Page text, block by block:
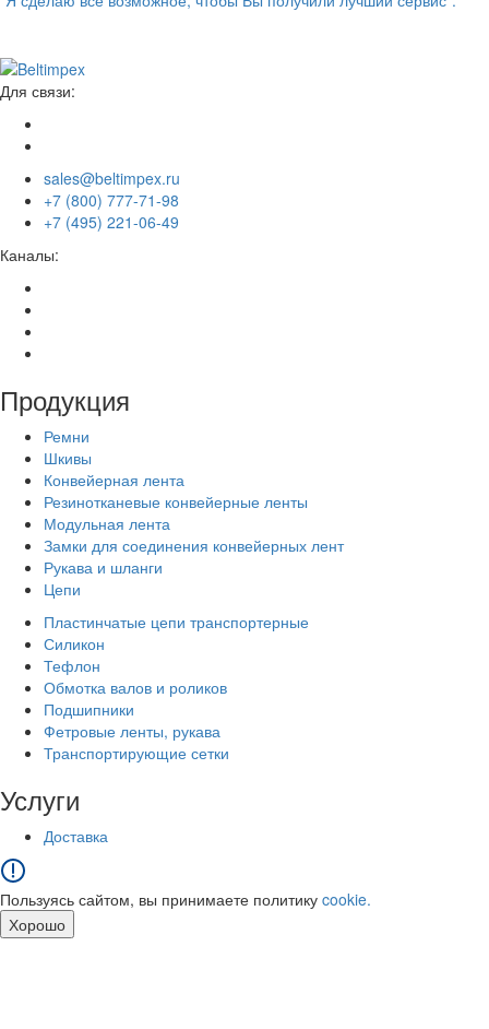
Для связи:
sales@beltimpex.ru
+7 (800) 777-71-98
+7 (495) 221-06-49
Каналы:
Продукция
Ремни
Шкивы
Конвейерная лента
Резинотканевые конвейерные ленты
Модульная лента
Замки для соединения конвейерных лент
Рукава и шланги
Цепи
Пластинчатые цепи транспортерные
Силикон
Тефлон
Обмотка валов и роликов
Подшипники
Фетровые ленты, рукава
Транспортирующие сетки
Услуги
Доставка
Пользуясь сайтом, вы принимаете политику cookie.
Хорошо